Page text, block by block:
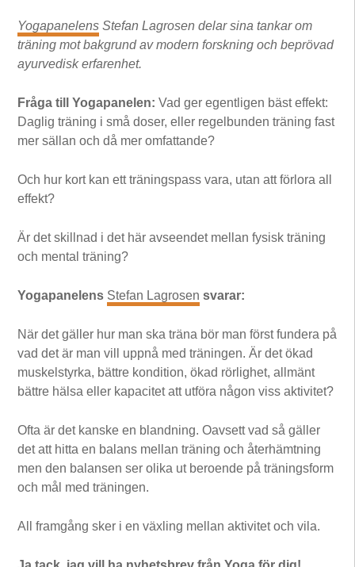
Yogapanelens Stefan Lagrosen delar sina tankar om
träning mot bakgrund av modern forskning och beprövad
ayurvedisk erfarenhet.
Fråga till Yogapanelen: Vad ger egentligen bäst effekt:
Daglig träning i små doser, eller regelbunden träning fast
mer sällan och då mer omfattande?
Och hur kort kan ett träningspass vara, utan att förlora all
effekt?
Är det skillnad i det här avseendet mellan fysisk träning
och mental träning?
Yogapanelens Stefan Lagrosen svarar:
När det gäller hur man ska träna bör man först fundera på
vad det är man vill uppnå med träningen. Är det ökad
muskelstyrka, bättre kondition, ökad rörlighet, allmänt
bättre hälsa eller kapacitet att utföra någon viss aktivitet?
Ofta är det kanske en blandning. Oavsett vad så gäller
det att hitta en balans mellan träning och återhämtning
men den balansen ser olika ut beroende på träningsform
och mål med träningen.
All framgång sker i en växling mellan aktivitet och vila.